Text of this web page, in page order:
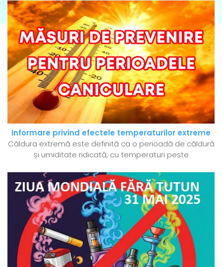
Informare privind efectele temperaturilor extreme
Căldura extremă este definită ca o perioadă de căldură
și umiditate ridicată, cu temperaturi peste